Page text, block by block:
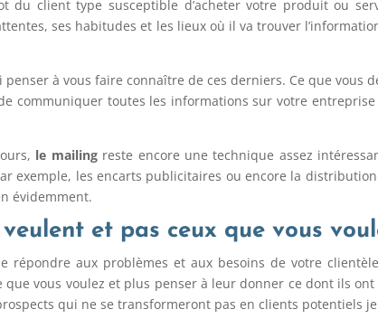
du client type susceptible d’acheter votre produit ou
ses habitudes et les lieux où il va trouver
à vous faire connaître de ces derniers. Ce que vous
communiquer toutes les informations sur votre
le mailing reste encore une technique assez
exemple, les encarts publicitaires ou encore la
évidemment.
et pas ceux que vous
répondre aux problèmes et aux besoins de votre
vous voulez et plus penser à leur donner ce dont ils ont
qui ne se transformeront pas en clients potentiels je